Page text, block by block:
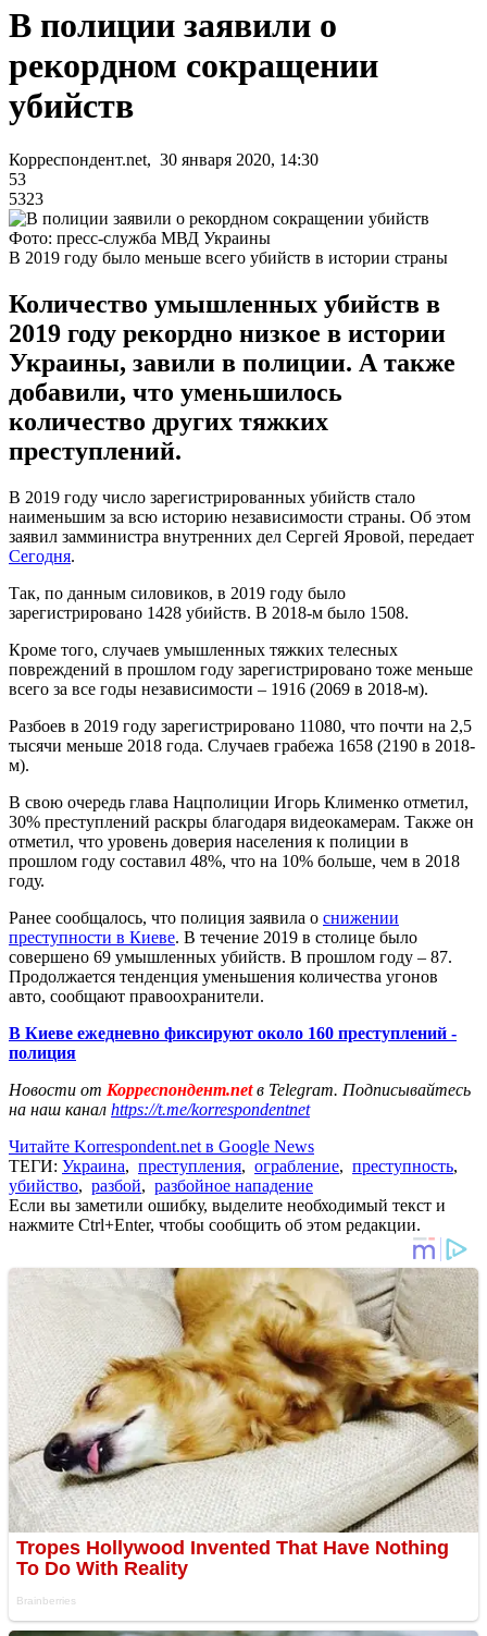
В полиции заявили о
рекордном сокращении
убийств
Корреспондент.net, 30 января 2020, 14:30
53
5323
Фото: пресс-служба МВД Украины
В 2019 году было меньше всего убийств в истории страны
Количество умышленных убийств в
2019 году рекордно низкое в истории
Украины, завили в полиции. А также
добавили, что уменьшилось
количество других тяжких
преступлений.
В 2019 году число зарегистрированных убийств стало
наименьшим за всю историю независимости страны. Об этом
заявил замминистра внутренних дел Сергей Яровой, передает
Сегодня.
Так, по данным силовиков, в 2019 году было
зарегистрировано 1428 убийств. В 2018-м было 1508.
Кроме того, случаев умышленных тяжких телесных
повреждений в прошлом году зарегистрировано тоже меньше
всего за все годы независимости – 1916 (2069 в 2018-м).
Разбоев в 2019 году зарегистрировано 11080, что почти на 2,5
тысячи меньше 2018 года. Случаев грабежа 1658 (2190 в 2018-
м).
В свою очередь глава Нацполиции Игорь Клименко отметил,
30% преступлений раскры благодаря видеокамерам. Также он
отметил, что уровень доверия населения к полиции в
прошлом году составил 48%, что на 10% больше, чем в 2018
году.
Ранее сообщалось, что полиция заявила о снижении
преступности в Киеве. В течение 2019 в столице было
совершено 69 умышленных убийств. В прошлом году – 87.
Продолжается тенденция уменьшения количества угонов
авто, сообщают правоохранители.
В Киеве ежедневно фиксируют около 160 преступлений -
полиция
Новости от Корреспондент.netв Telegram. Подписывайтесь
на наш канал https://t.me/korrespondentnet
Читайте Korrespondent.net в Google News
ТЕГИ: Украина, преступления, ограбление, преступность,
убийство, разбой, разбойное нападение
Если вы заметили ошибку, выделите необходимый текст и
нажмите Ctrl+Enter, чтобы сообщить об этом редакции.